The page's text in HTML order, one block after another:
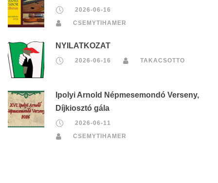
2026-06-16
CSEMYTIHAMER
NYILATKOZAT
2026-06-16 TAKACSOTTO
Ipolyi Arnold Népmesemondó Verseny,
Díjkiosztó gála
2026-06-11
CSEMYTIHAMER